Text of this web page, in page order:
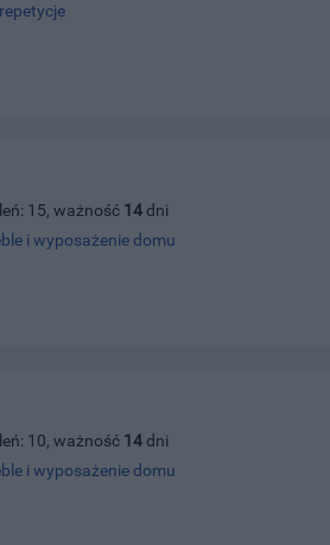
15, ważność 14 dni
i wyposażenie domu
10, ważność 14 dni
i wyposażenie domu